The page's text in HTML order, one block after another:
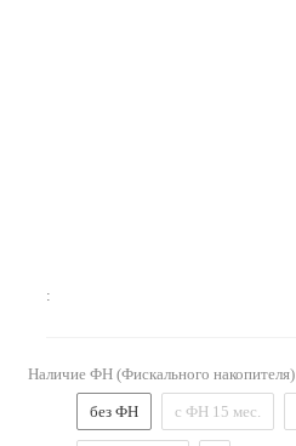
:
Наличие ФН (Фискального накопителя)
без ФН с ФН 15 мес.